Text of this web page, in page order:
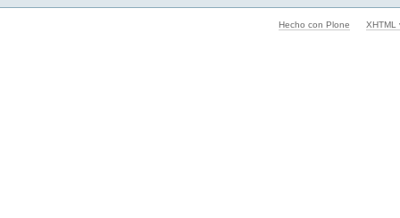
Hecho con Plone XHTML